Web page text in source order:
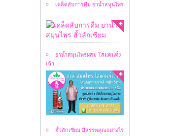
เคล็ดลับการดื่ม ยาน้ำสมุนไพร
...
ยาน้ำสมุนไพรผสม โสมคนทั่ง
เฉ้า
หลังจากที่ ยาน้ำ
สมุนไพร ฮั้วลักเซียม
ฮั้วลักเซียม มีสรรพคุณอย่างไร
ฮั้วลักเซียม คือ
สมุนไพร 99 ชนิด ...